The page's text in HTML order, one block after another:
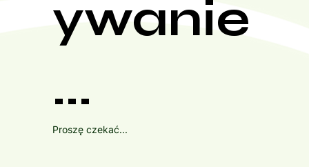
ywanie
...
Proszę czekać...